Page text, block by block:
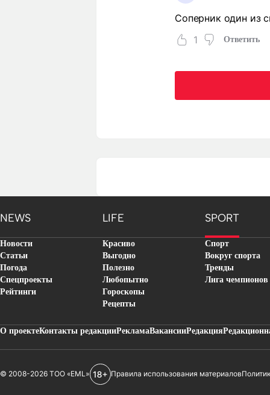
Соперник один из
1
Ответить
NEWS LIFE SPORT
Новости
Статьи
Погода
Спецпроекты
Рейтинги
Красиво
Выгодно
Полезно
Любопытно
Гороскопы
Рецепты
Спорт
Вокруг спорта
Тренды
Лига чемпионов
О проектеКонтакты редакцииРекламаВакансииРедакция
© 2008-2026 ТОО «EML» Правила использования материалов